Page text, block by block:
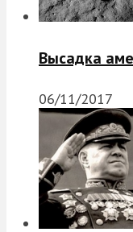
Высадка
06/11/2017